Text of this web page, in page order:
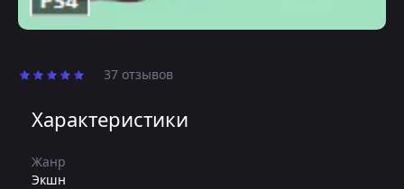
37 отзывов
Характеристики
Жанр
Экшн